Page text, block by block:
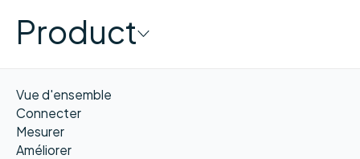
Product
Vue d'ensemble
Connecter
Mesurer
Améliorer